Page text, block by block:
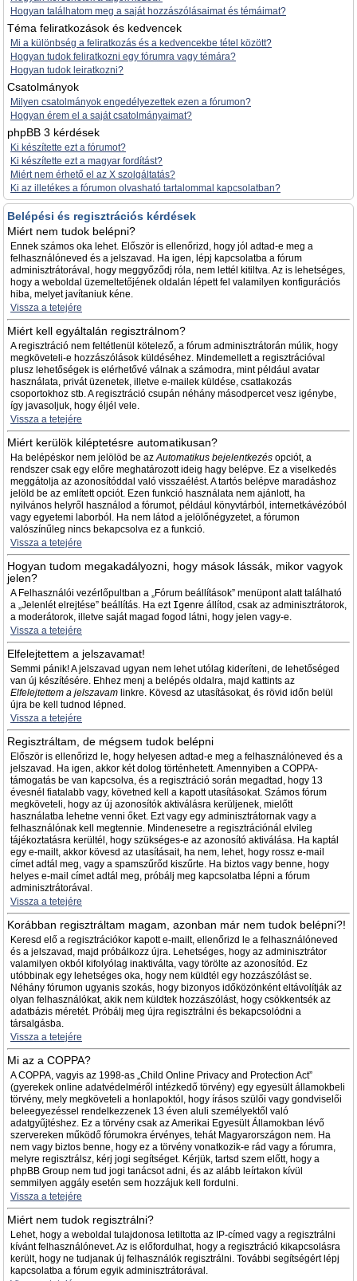
Hogyan találhatom meg a saját hozzászólásaimat és témáimat?
Téma feliratkozások és kedvencek
Mi a különbség a feliratkozás és a kedvencekbe tétel között?
Hogyan tudok feliratkozni egy fórumra vagy témára?
Hogyan tudok leiratkozni?
Csatolmányok
Milyen csatolmányok engedélyezettek ezen a fórumon?
Hogyan érem el a saját csatolmányaimat?
phpBB 3 kérdések
Ki készítette ezt a fórumot?
Ki készítette ezt a magyar fordítást?
Miért nem érhető el az X szolgáltatás?
Ki az illetékes a fórumon olvasható tartalommal kapcsolatban?
Belépési és regisztrációs kérdések
Miért nem tudok belépni?
Ennek számos oka lehet. Először is ellenőrizd, hogy jól adtad-e meg a
felhasználóneved és a jelszavad. Ha igen, lépj kapcsolatba a fórum
adminisztrátorával, hogy meggyőződj róla, nem lettél kitiltva. Az is lehetséges,
hogy a weboldal üzemeltetőjének oldalán lépett fel valamilyen konfigurációs
hiba, melyet javítaniuk kéne.
Vissza a tetejére
Miért kell egyáltalán regisztrálnom?
A regisztráció nem feltétlenül kötelező, a fórum adminisztrátorán múlik, hogy
megköveteli-e hozzászólások küldéséhez. Mindemellett a regisztrációval
plusz lehetőségek is elérhetővé válnak a számodra, mint például avatar
használata, privát üzenetek, illetve e-mailek küldése, csatlakozás
csoportokhoz stb. A regisztráció csupán néhány másodpercet vesz igénybe,
így javasoljuk, hogy éljél vele.
Vissza a tetejére
Miért kerülök kiléptetésre automatikusan?
Ha belépéskor nem jelölöd be azAutomatikus bejelentkezés opciót, a
rendszer csak egy előre meghatározott ideig hagy belépve. Ez a viselkedés
meggátolja az azonosítóddal való visszaélést. A tartós belépve maradáshoz
jelöld be az említett opciót. Ezen funkció használata nem ajánlott, ha
nyilvános helyről használod a fórumot, például könyvtárból, internetkávézóból
vagy egyetemi laborból. Ha nem látod a jelölőnégyzetet, a fórumon
valószínűleg nincs bekapcsolva ez a funkció.
Vissza a tetejére
Hogyan tudom megakadályozni, hogy mások lássák, mikor vagyok
jelen?
A Felhasználói vezérlőpultban a „Fórum beállítások” menüpont alatt található
a „Jelenlét elrejtése” beállítás. Ha ezt Igenre állítod, csak az adminisztrátorok,
a moderátorok, illetve saját magad fogod látni, hogy jelen vagy-e.
Vissza a tetejére
Elfelejtettem a jelszavamat!
Semmi pánik! A jelszavad ugyan nem lehet utólag kideríteni, de lehetőséged
van új készítésére. Ehhez menj a belépés oldalra, majd kattints az
Elfelejtettem a jelszavam linkre. Kövesd az utasításokat, és rövid időn belül
újra be kell tudnod lépned.
Vissza a tetejére
Regisztráltam, de mégsem tudok belépni
Először is ellenőrizd le, hogy helyesen adtad-e meg a felhasználóneved és a
jelszavad. Ha igen, akkor két dolog történhetett. Amennyiben a COPPA-
támogatás be van kapcsolva, és a regisztráció során megadtad, hogy 13
évesnél fiatalabb vagy, követned kell a kapott utasításokat. Számos fórum
megköveteli, hogy az új azonosítók aktiválásra kerüljenek, mielőtt
használatba lehetne venni őket. Ezt vagy egy adminisztrátornak vagy a
felhasználónak kell megtennie. Mindenesetre a regisztrációnál elvileg
tájékoztatásra kerültél, hogy szükséges-e az azonosító aktiválása. Ha kaptál
egy e-mailt, akkor kövesd az utasításait, ha nem, lehet, hogy rossz e-mail
címet adtál meg, vagy a spamszűrőd kiszűrte. Ha biztos vagy benne, hogy
helyes e-mail címet adtál meg, próbálj meg kapcsolatba lépni a fórum
adminisztrátorával.
Vissza a tetejére
Korábban regisztráltam magam, azonban már nem tudok belépni?!
Keresd elő a regisztrációkor kapott e-mailt, ellenőrizd le a felhasználóneved
és a jelszavad, majd próbálkozz újra. Lehetséges, hogy az adminisztrátor
valamilyen okból kifolyólag inaktiválta, vagy törölte az azonosítód. Ez
utóbbinak egy lehetséges oka, hogy nem küldtél egy hozzászólást se.
Néhány fórumon ugyanis szokás, hogy bizonyos időközönként eltávolítják az
olyan felhasználókat, akik nem küldtek hozzászólást, hogy csökkentsék az
adatbázis méretét. Próbálj meg újra regisztrálni és bekapcsolódni a
társalgásba.
Vissza a tetejére
Mi az a COPPA?
A COPPA, vagyis az 1998-as „Child Online Privacy and Protection Act”
(gyerekek online adatvédelméről intézkedő törvény) egy egyesült államokbeli
törvény, mely megköveteli a honlapoktól, hogy írásos szülői vagy gondviselői
beleegyezéssel rendelkezzenek 13 éven aluli személyektől való
adatgyűjtéshez. Ez a törvény csak az Amerikai Egyesült Államokban lévő
szervereken működő fórumokra érvényes, tehát Magyarországon nem. Ha
nem vagy biztos benne, hogy ez a törvény vonatkozik-e rád vagy a fórumra,
melyre regisztrálsz, kérj jogi segítséget. Kérjük, tartsd szem előtt, hogy a
phpBB Group nem tud jogi tanácsot adni, és az alább leírtakon kívül
semmilyen aggály esetén sem hozzájuk kell fordulni.
Vissza a tetejére
Miért nem tudok regisztrálni?
Lehet, hogy a weboldal tulajdonosa letiltotta az IP-címed vagy a regisztrálni
kívánt felhasználónevet. Az is előfordulhat, hogy a regisztráció kikapcsolásra
került, hogy ne tudjanak új felhasználók regisztrálni. További segítségért lépj
kapcsolatba a fórum egyik adminisztrátorával.